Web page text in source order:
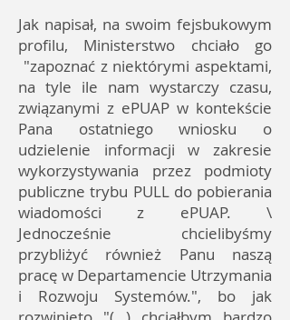
Jak napisał, na swoim fejsbukowym
profilu, Ministerstwo chciało go
"zapoznać z niektórymi aspektami,
na tyle ile nam wystarczy czasu,
związanymi z ePUAP w kontekście
Pana ostatniego wniosku o
udzielenie informacji w zakresie
wykorzystywania przez podmioty
publiczne trybu PULL do pobierania
wiadomości z ePUAP. \
Jednocześnie chcielibyśmy
przybliżyć również Panu naszą
pracę w Departamencie Utrzymania
i Rozwoju Systemów.", bo jak